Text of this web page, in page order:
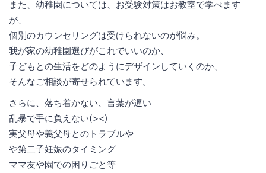
また、幼稚園については、お受験対策はお教室で学べます
が、
個別のカウンセリングは受けられないのが悩み。
我が家の幼稚園選びがこれでいいのか、
子どもとの生活をどのようにデザインしていくのか、
そんなご相談が寄せられています。
さらに、落ち着かない、言葉が遅い
乱暴で手に負えない(><)
実父母や義父母とのトラブルや
や第二子妊娠のタイミング
ママ友や園での困りごと等